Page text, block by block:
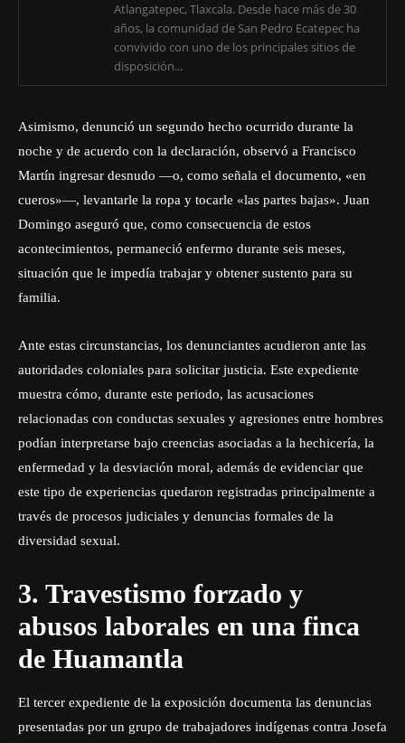
Atlangatepec, Tlaxcala. Desde hace más de 30
años, la comunidad de San Pedro Ecatepec ha
convivido con uno de los principales sitios de
disposición...
Asimismo, denunció un segundo hecho ocurrido durante la
noche y de acuerdo con la declaración, observó a Francisco
Martín ingresar desnudo —o, como señala el documento, «en
cueros»—, levantarle la ropa y tocarle «las partes bajas». Juan
Domingo aseguró que, como consecuencia de estos
acontecimientos, permaneció enfermo durante seis meses,
situación que le impedía trabajar y obtener sustento para su
familia.
Ante estas circunstancias, los denunciantes acudieron ante las
autoridades coloniales para solicitar justicia. Este expediente
muestra cómo, durante este periodo, las acusaciones
relacionadas con conductas sexuales y agresiones entre hombres
podían interpretarse bajo creencias asociadas a la hechicería, la
enfermedad y la desviación moral, además de evidenciar que
este tipo de experiencias quedaron registradas principalmente a
través de procesos judiciales y denuncias formales de la
diversidad sexual.
3. Travestismo forzado y
abusos laborales en una finca
de Huamantla
El tercer expediente de la exposición documenta las denuncias
presentadas por un grupo de trabajadores indígenas contra Josefa